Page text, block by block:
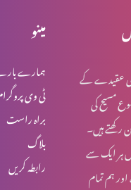
و بزرگ – حنوک اور نوح
و بزرگ – آدم اور حنوک
– کیا تیاری ہو رہی ہے؟
مینو
ہمارے
ٹی وی
براہ راست
بلاگ
رابطہ کریں
عقیدے کے
مسیح کی
رکھتے ہیں۔
ہر ایک سے
ہم تمام